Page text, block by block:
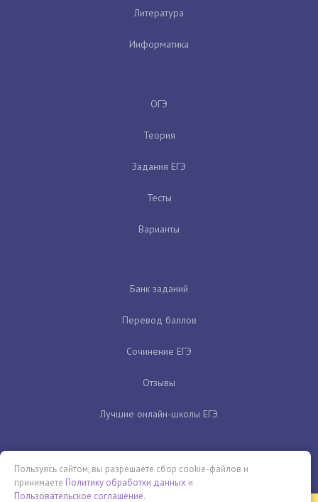
Литература
Информатика
ОГЭ
Теория
Задания ЕГЭ
Тесты
Варианты
Банк заданий
Перевод баллов
Сочинение ЕГЭ
Отзывы
Лучшие онлайн-школы ЕГЭ
Пользуясь сайтом, вы разрешаете сбор cookie-файлов и
принимаете Политику обработки данных и
Пользовательское соглашение.